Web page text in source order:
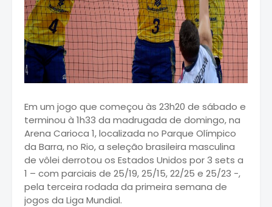
Em um jogo que começou às 23h20 de sábado e
terminou à 1h33 da madrugada de domingo, na
Arena Carioca 1, localizada no Parque Olímpico
da Barra, no Rio, a seleção brasileira masculina
de vôlei derrotou os Estados Unidos por 3 sets a
1 – com parciais de 25/19, 25/15, 22/25 e 25/23 -,
pela terceira rodada da primeira semana de
jogos da Liga Mundial.